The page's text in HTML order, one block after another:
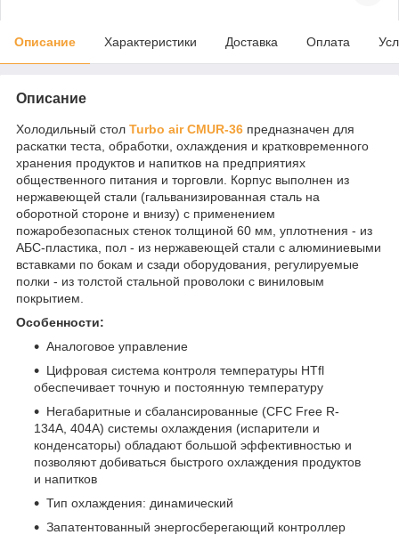
Описание Характеристики Доставка Оплата
Описание
Холодильный стол Turbo air CMUR-36 предназначен для
раскатки теста, обработки, охлаждения и кратковременного
хранения продуктов и напитков на предприятиях
общественного питания и торговли. Корпус выполнен из
нержавеющей стали (гальванизированная сталь на
оборотной стороне и внизу) с применением
пожаробезопасных стенок толщиной 60 мм, уплотнения - из
АБС-пластика, пол - из нержавеющей стали с алюминиевыми
вставками по бокам и сзади оборудования, регулируемые
полки - из толстой стальной проволоки с виниловым
покрытием.
Особенности:
Аналоговое управление
Цифровая система контроля температуры HTfl
обеспечивает точную и постоянную температуру
Негабаритные и сбалансированные (CFC Free R-
134A, 404A) системы охлаждения (испарители и
конденсаторы) обладают большой эффективностью и
позволяют добиваться быстрого охлаждения продуктов
и напитков
Тип охлаждения: динамический
Запатентованный энергосберегающий контроллер